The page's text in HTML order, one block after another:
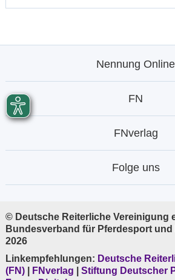
Nennung Online
FN
FNverlag
Folge uns
© Deutsche Reiterliche Vereinigung
Bundesverband für Pferdesport und
2026
Linkempfehlungen: Deutsche
(FN)
FNverlag Stiftung Deutscher